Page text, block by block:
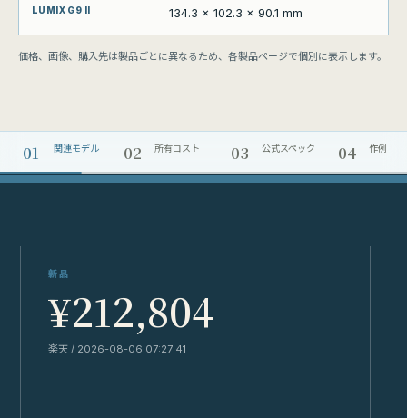
134.3 x 102.3 x 90.1 mm
価格、画像、購入先は製品ごとに異なるため、各製品ページで個別に表示します。
01 関連モデル 02 所有コスト 03 公式スペック 04 作例
新品
¥212,804
楽天 / 2026-08-06 07:27:41